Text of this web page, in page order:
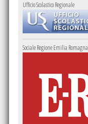
Ufficio Scolastico Regionale
Sociale Regione Emilia Romagna